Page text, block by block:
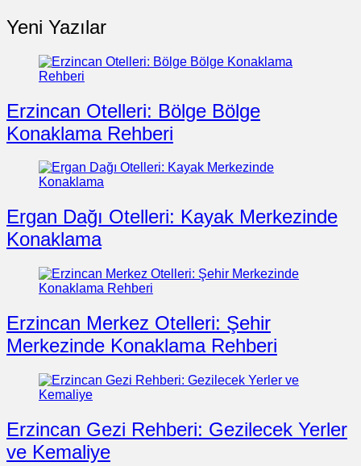
Yeni Yazılar
Erzincan Otelleri: Bölge Bölge
Konaklama Rehberi
Ergan Dağı Otelleri: Kayak Merkezinde
Konaklama
Erzincan Merkez Otelleri: Şehir
Merkezinde Konaklama Rehberi
Erzincan Gezi Rehberi: Gezilecek Yerler
ve Kemaliye